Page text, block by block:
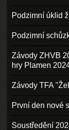
Podzimní úklid
Podzimní
Závody ZHVB
hry Plamen
Závody TFA
První den nové
Soustředění